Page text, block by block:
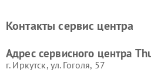
Контакты сервис центра
Адрес сервисного центра
г. Иркутск, ул. ​Гоголя, 57